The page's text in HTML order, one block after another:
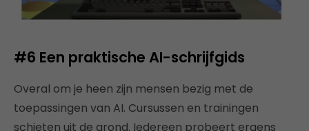
#6 Een praktische AI-schrijfgids
Overal om je heen zijn mensen bezig met de
toepassingen van AI. Cursussen en trainingen
schieten uit de grond. Iedereen probeert ergens